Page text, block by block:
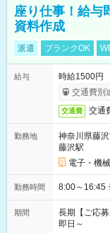
座り仕事！給与
資料作成
派遣 ブランクOK
給与
時給1500円
交通費別
交通費 交通
勤務地
神奈川県藤
藤沢駅
電子・機
勤務時間
期間
長期【ご応
即日～